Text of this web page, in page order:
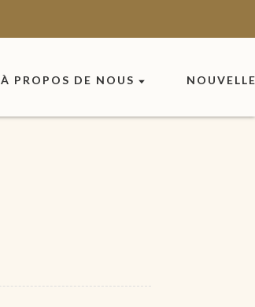
À PROPOS DE NOUS